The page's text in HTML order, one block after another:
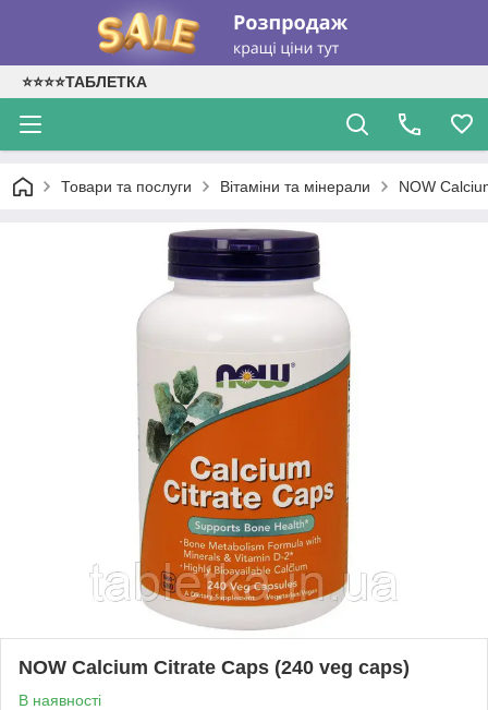
⭐⭐⭐⭐ТАБЛЕТКА
Товари та послуги Вітаміни та мінерали NOW
NOW Calcium Citrate Caps (240 veg caps)
В наявності